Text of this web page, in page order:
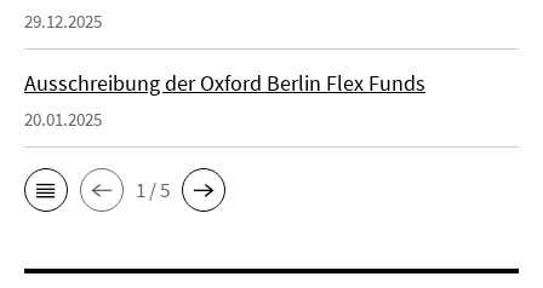
29.12.2025
Ausschreibung der Oxford Berlin Flex Funds
20.01.2025
1 / 5